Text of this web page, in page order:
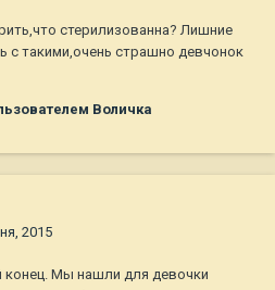
стерилизованна? Лишние
с такими,очень страшно девчонок
Воличка
2015
конец. Мы нашли для девочки